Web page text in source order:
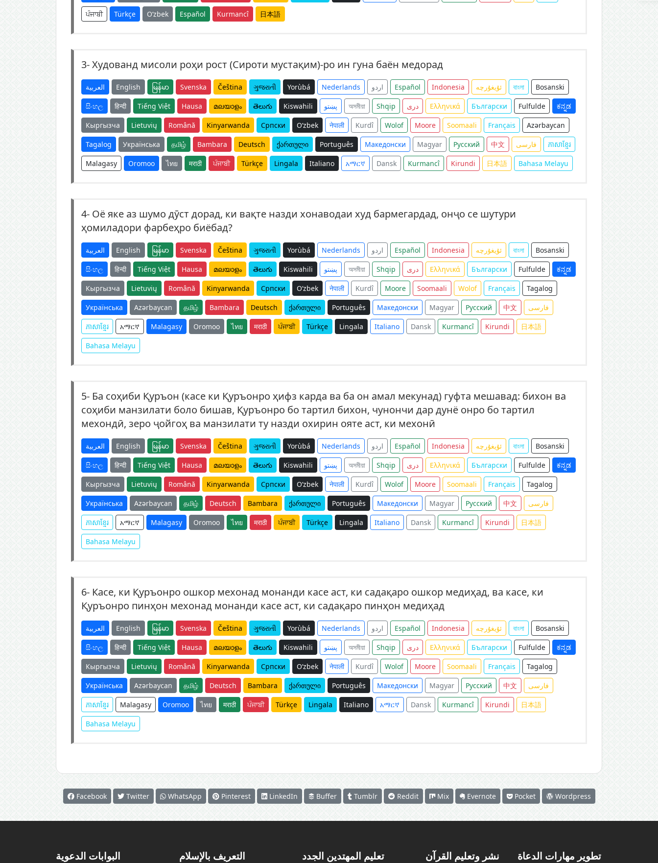
ਪੰਜਾਬੀ Türkçe O‘zbek Español Kurmancî 日本語
3-Худованд мисоли роҳи рост (Сироти мустақим)-ро ин гуна баён медорад
العربية English မြန်မာ Svenska Čeština ગુજરાતી Yorùbá Nederlands اردو Español Indonesia ئۇيغۇرچە বাংলা Bosanski
සිංහල हिन्दी Tiếng Việt Hausa മലയാളം తెలుగు Kiswahili پښتو অসমীয়া Shqip دری Ελληνικά Български Fulfulde ಕನ್ನಡ
Кыргызча Lietuvių Română Kinyarwanda Српски O‘zbek नेपाली Kurdî Wolof Moore Soomaali Français Azərbaycan
Tagalog Українська தமிழ் Bambara Deutsch ქართული Português Македонски Magyar Русский 中文 فارسی ភាសាខ្មែរ
Malagasy Oromoo ไทย मराठी ਪੰਜਾਬੀ Türkçe Lingala Italiano አማርኛ Dansk Kurmancî Kirundi 日本語 Bahasa Melayu
4- Оё яке аз шумо дӯст дорад, ки вақте назди хонаводаи худ бармегардад, онҷо се шутури
ҳомиладори фарбеҳро биёбад?
العربية English မြန်မာ Svenska Čeština ગુજરાતી Yorùbá Nederlands اردو Español Indonesia ئۇيغۇرچە বাংলা Bosanski
සිංහල हिन्दी Tiếng Việt Hausa മലയാളം తెలుగు Kiswahili پښتو অসমীয়া Shqip دری Ελληνικά Български Fulfulde ಕನ್ನಡ
Кыргызча Lietuvių Română Kinyarwanda Српски O‘zbek नेपाली Kurdî Moore Soomaali Wolof Français Tagalog
Українська Azərbaycan தமிழ் Bambara Deutsch ქართული Português Македонски Magyar Русский 中文 فارسی
ភាសាខ្មែរ አማርኛ Malagasy Oromoo ไทย मराठी ਪੰਜਾਬੀ Türkçe Lingala Italiano Dansk Kurmancî Kirundi 日本語
Bahasa Melayu
5- Ба соҳиби Қуръон (касе ки Қуръонро ҳифз карда ва ба он амал мекунад) гуфта мешавад: бихон ва
соҳиби манзилати боло бишав, Қуръонро бо тартил бихон, чунончи дар дунё онро бо тартил
мехондӣ, зеро ҷойгоҳ ва манзилати ту назди охирин ояте аст, ки мехонӣ
العربية English မြန်မာ Svenska Čeština ગુજરાતી Yorùbá Nederlands اردو Español Indonesia ئۇيغۇرچە বাংলা Bosanski
සිංහල हिन्दी Tiếng Việt Hausa മലയാളം తెలుగు Kiswahili پښتو অসমীয়া Shqip دری Ελληνικά Български Fulfulde ಕನ್ನಡ
Кыргызча Lietuvių Română Kinyarwanda Српски O‘zbek नेपाली Kurdî Wolof Moore Soomaali Français Tagalog
Українська Azərbaycan தமிழ் Deutsch Bambara ქართული Português Македонски Magyar Русский 中文 فارسی
ភាសាខ្មែរ አማርኛ Malagasy Oromoo ไทย मराठी ਪੰਜਾਬੀ Türkçe Lingala Italiano Dansk Kurmancî Kirundi 日本語
Bahasa Melayu
6- Касе, ки Қуръонро ошкор мехонад монанди касе аст, ки садақаро ошкор медиҳад, ва касе, ки
Қуръонро пинҳон мехонад монанди касе аст, ки садақаро пинҳон медиҳад
العربية English မြန်မာ Svenska Čeština ગુજરાતી Yorùbá Nederlands اردو Español Indonesia ئۇيغۇرچە বাংলা Bosanski
සිංහල हिन्दी Tiếng Việt Hausa മലയാളം తెలుగు Kiswahili پښتو অসমীয়া Shqip دری Ελληνικά Български Fulfulde ಕನ್ನಡ
Кыргызча Lietuvių Română Kinyarwanda Српски O‘zbek नेपाली Kurdî Wolof Moore Soomaali Français Tagalog
Українська Azərbaycan தமிழ் Deutsch Bambara ქართული Português Македонски Magyar Русский 中文 فارسی
ភាសាខ្មែរ Malagasy Oromoo ไทย मराठी ਪੰਜਾਬੀ Türkçe Lingala Italiano አማርኛ Dansk Kurmancî Kirundi 日本語
Bahasa Melayu
Facebook Twitter WhatsApp Pinterest LinkedIn Buffer Tumblr Reddit Mix Evernote Pocket Wordpress
البوابات الدعوية التعريف بالإسلام تعليم المهتدين الجدد نشر وتعليم القرآن تطوير مهارات الدعاة